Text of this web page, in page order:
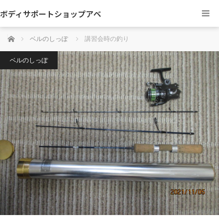
ボディサポートショップアベ
ホーム ベルのしっぽ 講習会時の釣り
ベルのしっぽ